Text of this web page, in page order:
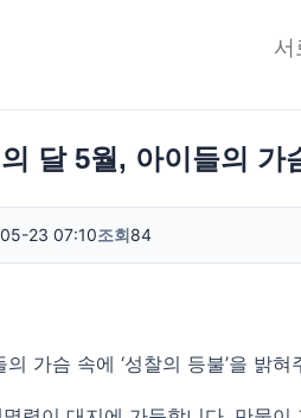
서
달 5월, 아이들의 가
23 07:10조회84
가슴 속에 ‘성찰의 등불’을 밝혀